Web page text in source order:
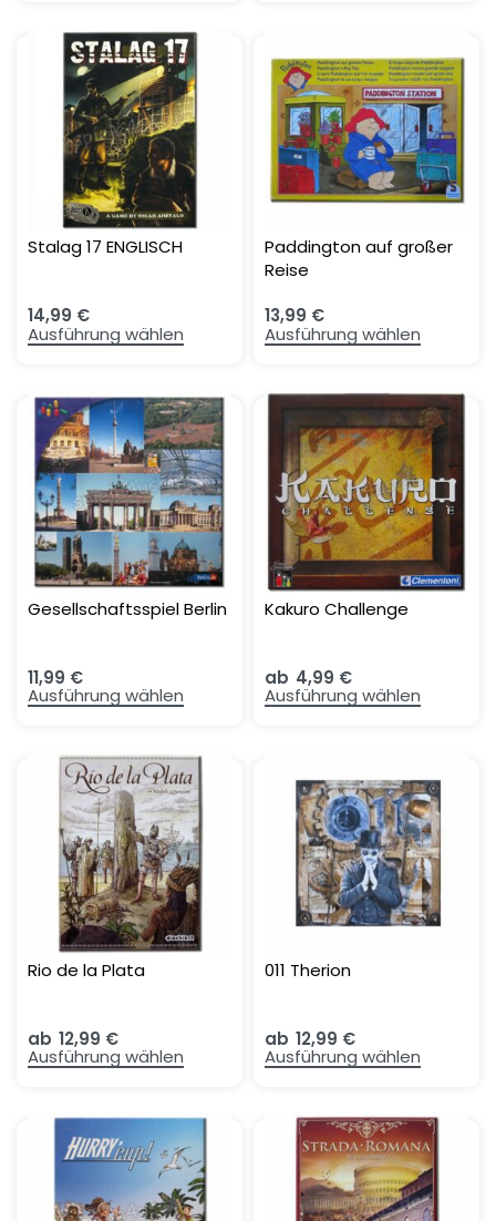
Stalag 17 ENGLISCH
14,99 €
Ausführung wählen
Paddington auf großer
Reise
13,99 €
Ausführung wählen
Gesellschaftsspiel Berlin
11,99 €
Ausführung wählen
Kakuro Challenge
ab 4,99 €
Ausführung wählen
Rio de la Plata
ab 12,99 €
Ausführung wählen
011 Therion
ab 12,99 €
Ausführung wählen